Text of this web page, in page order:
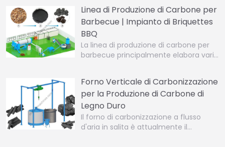
Linea di Produzione di Carbone per
Barbecue | Impianto di Briquettes
BBQ
La linea di produzione di carbone per
barbecue principalmente elabora vari…
Forno Verticale di Carbonizzazione
per la Produzione di Carbone di
Legno Duro
Il forno di carbonizzazione a flusso
d'aria in salita è attualmente il…